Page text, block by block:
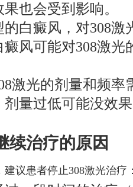
也会受到影响。
白癜风，对308激
风可能对308激光
激光的剂量和频率
量过低可能没效
续治疗的原因
议患者停止308激光治疗：